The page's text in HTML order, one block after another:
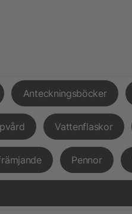
Anteckningsböcker
Vattenflaskor
Pennor